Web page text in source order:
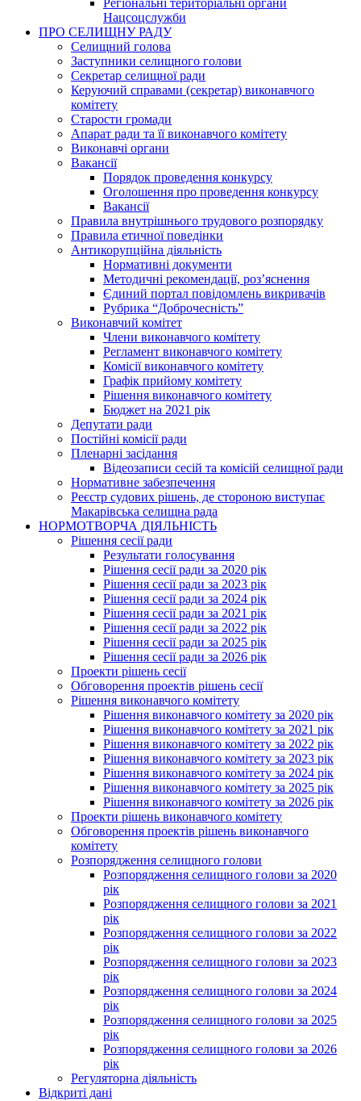
Регіональні територіальні органи
Нацсоцслужби
ПРО СЕЛИЩНУ РАДУ
Селищний голова
Заступники селищного голови
Секретар селищної ради
Керуючий справами (секретар) виконавчого
комітету
Старости громади
Апарат ради та її виконавчого комітету
Виконавчі органи
Вакансії
Порядок проведення конкурсу
Оголошення про проведення конкурсу
Вакансії
Правила внутрішнього трудового розпорядку
Правила етичної поведінки
Антикорупційна діяльність
Нормативні документи
Методичні рекомендації, роз’яснення
Єдиний портал повідомлень викривачів
Рубрика “Доброчесність”
Виконавчий комітет
Члени виконавчого комітету
Регламент виконавчого комітету
Комісії виконавчого комітету
Графік прийому комітету
Рішення виконавчого комітету
Бюджет на 2021 рік
Депутати ради
Постійні комісії ради
Пленарні засідання
Відеозаписи сесій та комісій селищної ради
Нормативне забезпечення
Реєстр судових рішень, де стороною виступає
Макарівська селищна рада
НОРМОТВОРЧА ДІЯЛЬНІСТЬ
Рішення сесії ради
Результати голосування
Рішення сесії ради за 2020 рік
Рішення сесії ради за 2023 рік
Рішення сесії ради за 2024 рік
Рішення сесії ради за 2021 рік
Рішення сесії ради за 2022 рік
Рішення сесії ради за 2025 рік
Рішення сесії ради за 2026 рік
Проекти рішень сесії
Обговорення проектів рішень сесії
Рішення виконавчого комітету
Рішення виконавчого комітету за 2020 рік
Рішення виконавчого комітету за 2021 рік
Рішення виконавчого комітету за 2022 рік
Рішення виконавчого комітету за 2023 рік
Рішення виконавчого комітету за 2024 рік
Рішення виконавчого комітету за 2025 рік
Рішення виконавчого комітету за 2026 рік
Проекти рішень виконавчого комітету
Обговорення проектів рішень виконавчого
комітету
Розпорядження селищного голови
Розпорядження селищного голови за 2020
рік
Розпорядження селищного голови за 2021
рік
Розпорядження селищного голови за 2022
рік
Розпорядження селищного голови за 2023
рік
Розпорядження селищного голови за 2024
рік
Розпорядження селищного голови за 2025
рік
Розпорядження селищного голови за 2026
рік
Регуляторна діяльність
Відкриті дані